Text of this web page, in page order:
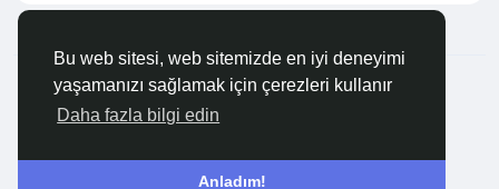
Bu web sitesi, web sitemizde en iyi deneyimi
yaşamanızı sağlamak için çerezleri kullanır
Daha fazla bilgi edin
Anladım!
© 2026 Buraya Bakınız
Turkish
Hakkımızda
Şartlar Gizlilik Bize Ulaşın